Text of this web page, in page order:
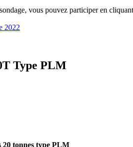
vous pouvez participer en cliquant
2022
Type PLM
20 tonnes type PLM